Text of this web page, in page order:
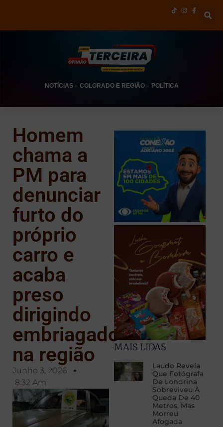
NOTÍCIAS– COLORADO E REGIÃO– POLÍTICA
Homem
chama a
PM para
denunciar
furto do
próprio
carro e
acaba
preso
dirigindo
embriagado
na região
Junho 3, 2026
8:32 Am
MAIS LIDAS
Laudo Revela
Que Fotógrafa
De Londrina
Sobreviveu À
Queda De 40
Metros, Mas
Morreu
Afogada